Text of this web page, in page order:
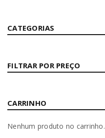
CATEGORIAS
FILTRAR POR PREÇO
CARRINHO
Nenhum produto no carrinho.